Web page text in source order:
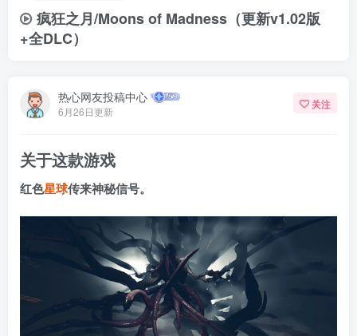
疯狂之月/Moons of Madness （更新v1.02版
+全DLC）
热心网友投稿中心
6月26日更新
关注
关于这款游戏
红色星球传来神秘信号。